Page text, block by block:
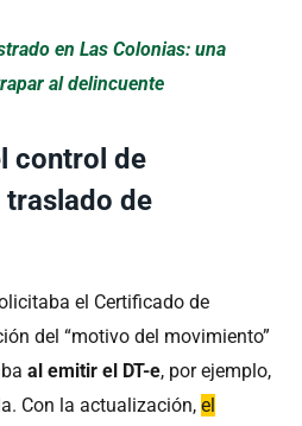
en Las Colonias: una
al delincuente
control de
traslado de
el Certificado de
del “motivo del movimiento”
al emitir el DT-e, por ejemplo,
Con la actualización, el